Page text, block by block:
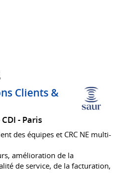
Clients &
CDI Paris
des équipes et CRC NE multi-
amélioration de la
de service, de la facturation,